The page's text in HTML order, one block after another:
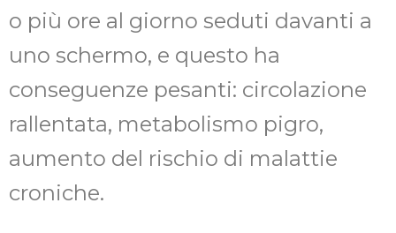
o più ore al giorno seduti davanti a
uno schermo, e questo ha
conseguenze pesanti: circolazione
rallentata, metabolismo pigro,
aumento del rischio di malattie
croniche.